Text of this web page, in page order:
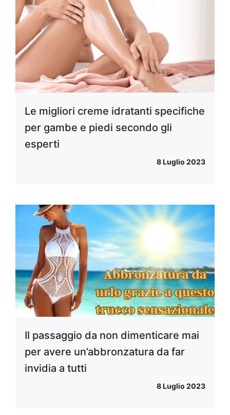
Le migliori creme idratanti specifiche
per gambe e piedi secondo gli
esperti
8 Luglio 2023
Il passaggio da non dimenticare mai
per avere un’abbronzatura da far
invidia a tutti
8 Luglio 2023